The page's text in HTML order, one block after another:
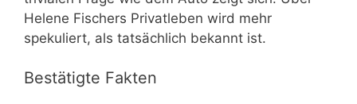
Helene Fischers Privatleben wird mehr
spekuliert, als tatsächlich bekannt ist.
Bestätigte Fakten